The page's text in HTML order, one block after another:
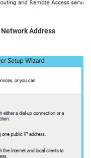
Network Address